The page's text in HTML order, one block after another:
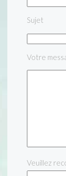
Sujet
Votre
Veuillez